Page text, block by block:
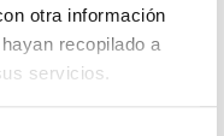
otra información
recopilado a
servicios.
y de los ganadores en